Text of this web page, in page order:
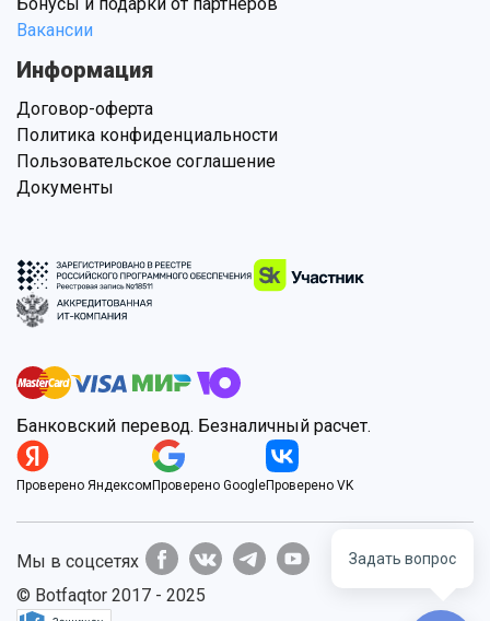
Задать вопрос
Вакансии
Информация
Договор-оферта
Политика конфиденциальности
Пользовательское соглашение
Документы
Банковский перевод. Безналичный расчет.
Проверено Яндексом Проверено GoogleПроверено VK
© Botfaqtor 2017 - 2025
Мы в соцсетях